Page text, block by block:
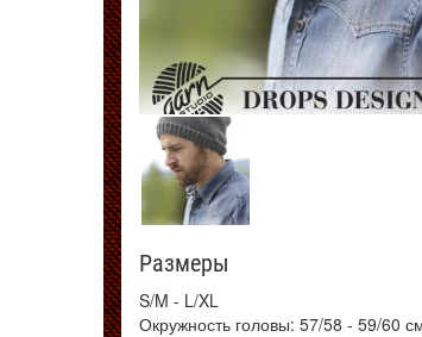
Размеры
S/M - L/XL
Окружность головы: 57/58 - 59/60